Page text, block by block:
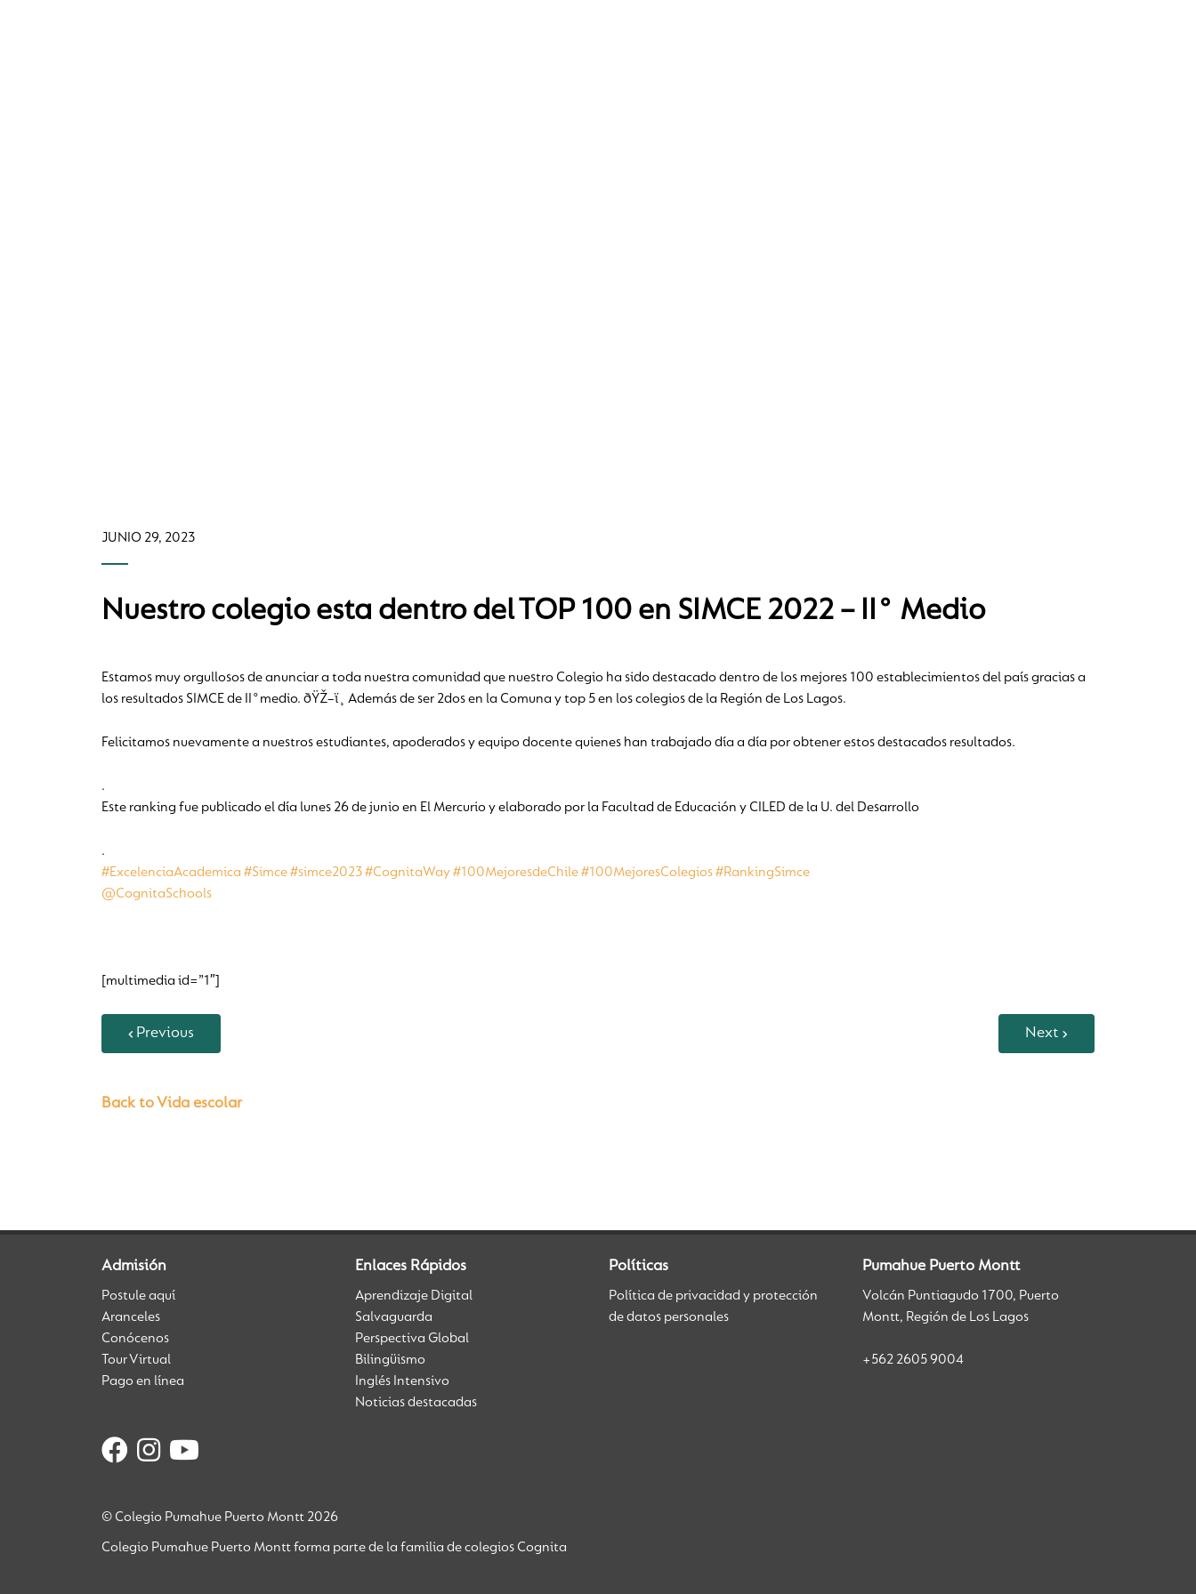
JUNIO 29, 2023
Nuestro colegio esta dentro del TOP 100 en SIMCE 2022 – II° Medio
Estamos muy orgullosos de anunciar a toda nuestra comunidad que nuestro Colegio ha sido destacado dentro de los mejores 100 establecimientos del país gracias a
los resultados SIMCE de II°medio. ðŸŽ–ï¸ Además de ser 2dos en la Comuna y top 5 en los colegios de la Región de Los Lagos.
Felicitamos nuevamente a nuestros estudiantes, apoderados y equipo docente quienes han trabajado día a día por obtener estos destacados resultados.
.
Este ranking fue publicado el día lunes 26 de junio en El Mercurio y elaborado por la Facultad de Educación y CILED de la U. del Desarrollo
.
#ExcelenciaAcademica #Simce#simce2023#CognitaWay#100MejoresdeChile#100MejoresColegios#RankingSimce
@CognitaSchools
[multimedia id=”1″]
Previous Next
Back to Vida escolar
Admisión
Postule aquí
Aranceles
Conócenos
Tour Virtual
Pago en línea
Enlaces Rápidos
Aprendizaje Digital
Salvaguarda
Perspectiva Global
Bilingüismo
Inglés Intensivo
Noticias destacadas
Políticas
Política de privacidad y protección
de datos personales
Pumahue Puerto Montt
Volcán Puntiagudo 1700, Puerto
Montt, Región de Los Lagos
+562 2605 9004
© Colegio Pumahue Puerto Montt 2026
Colegio Pumahue Puerto Montt forma parte de la familia de colegios Cognita